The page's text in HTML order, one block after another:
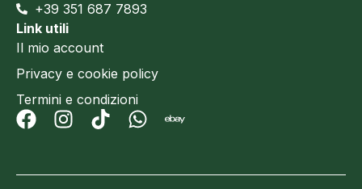
+39 351 687 7893
Link utili
Il mio account
Privacy e cookie policy
Termini e condizioni